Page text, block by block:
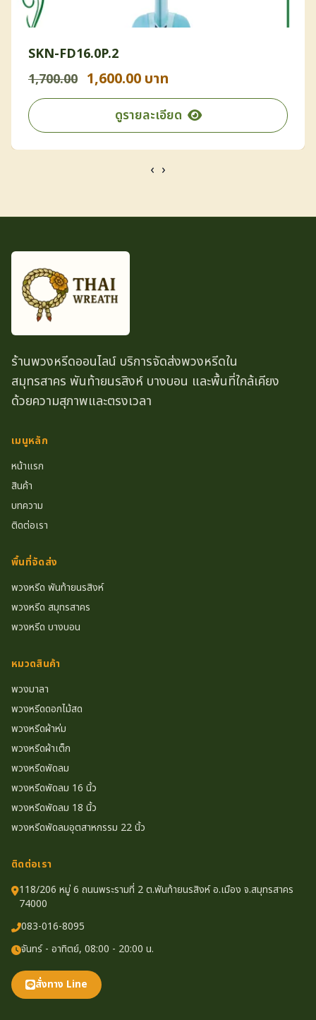
SKN-FD16.0P.2
1,700.00 1,600.00 บาท
ดูรายละเอียด
‹ ›
ร้านพวงหรีดออนไลน์ บริการจัดส่งพวงหรีดใน
สมุทรสาคร พันท้ายนรสิงห์ บางบอน และพื้นที่ใกล้เคียง
ด้วยความสุภาพและตรงเวลา
เมนูหลัก
หน้าแรก
สินค้า
บทความ
ติดต่อเรา
พื้นที่จัดส่ง
พวงหรีด พันท้ายนรสิงห์
พวงหรีด สมุทรสาคร
พวงหรีด บางบอน
หมวดสินค้า
พวงมาลา
พวงหรีดดอกไม้สด
พวงหรีดผ้าห่ม
พวงหรีดผ้าเต็ก
พวงหรีดพัดลม
พวงหรีดพัดลม 16 นิ้ว
พวงหรีดพัดลม 18 นิ้ว
พวงหรีดพัดลมอุตสาหกรรม 22 นิ้ว
ติดต่อเรา
118/206 หมู่ 6 ถนนพระรามที่ 2 ต.พันท้ายนรสิงห์ อ.เมือง จ.สมุทรสาคร
74000
083-016-8095
จันทร์ - อาทิตย์, 08:00 - 20:00 น.
สั่งทาง Line